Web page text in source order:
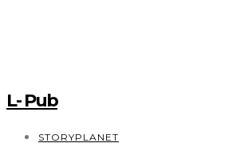
L- Pub
STORYPLANET